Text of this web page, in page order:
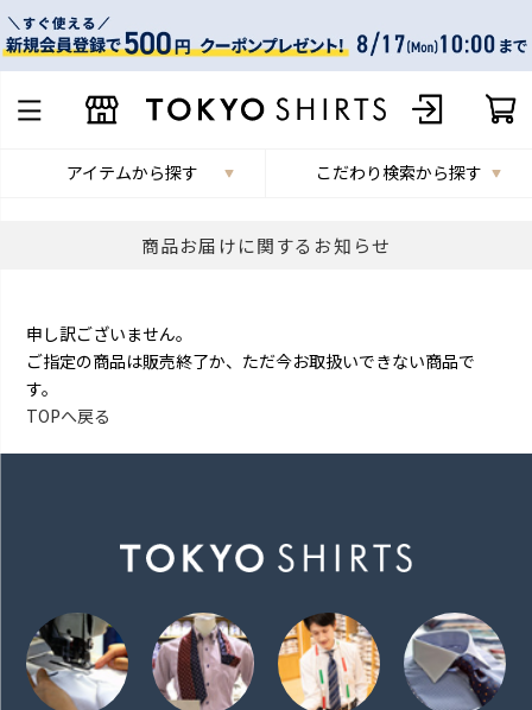
アイテムから探す こだわり検索から探す
商品お届けに関するお知らせ
申し訳ございません。
ご指定の商品は販売終了か、ただ今お取扱いできない商品で
す。
TOPへ戻る